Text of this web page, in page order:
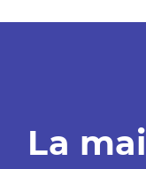
La